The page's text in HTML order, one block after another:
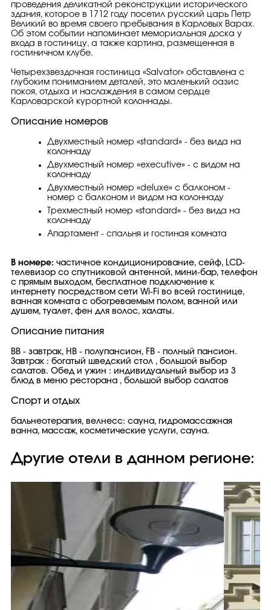
проведения деликатной реконструкции исторического
здания, которое в 1712 году посетил русский царь Петр
Великий во время своего пребывания в Карловых Варах.
Об этом событии напоминает мемориальная доска у
входа в гостиницу, а также картина, размещенная в
гостиничном клубе.
Четырехзвездочная гостиница «Salvator» обставлена с
глубоким пониманием деталей, это маленький оазис
покоя, отдыха и наслаждения в самом сердце
Карловарской курортной колоннады.
Описание номеров
Двухместный номер «standard» - без вида на
колоннаду
Двухместный номер «executive» - с видом на
колоннаду
Двухместный номер «deluxe» с балконом -
номер с балконом и видом на колоннаду
Трехместный номер «standard» - без вида на
колоннаду
Апартамент - спальня и гостиная комната
В номере: частичное кондиционирование, сейф, LCD-
телевизор со спутниковой антенной, мини-бар, телефон
с прямым выходом, бесплатное подключение к
интернету посредством сети Wi-Fi во всей гостинице,
ванная комната с обогреваемым полом, ванной или
душем, туалет, фен для волос, халаты.
Описание питания
ВВ - завтрак, НВ - полупансион, FB - полный пансион.
Завтрак : богатый шведский стол , большой выбор
салатов. Обед и ужин : индивидуальный выбор из 3
блюд в меню ресторана , большой выбор салатов
Спорт и отдых
бальнеотерапия, велнесс: сауна, гидромассажная
ванна, массаж, косметические услуги, сауна.
Другие отели в данном регионе: